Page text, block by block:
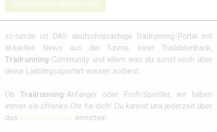
Schreibe einen Kommentar
xc-run.de ist DAS deutschsprachige Trailrunning-Portal mit
aktuellen News aus der Szene, einer Traildatenbank,
Trailrunning-Community und allem was du sonst noch über
deine Lieblingssportart wissen solltest.
Ob Trailrunning-Anfänger oder Profi-Sportler, wir haben
immer ein offenes Ohr für dich! Du kannst uns jederzeit über
das Kontaktformular erreichen.